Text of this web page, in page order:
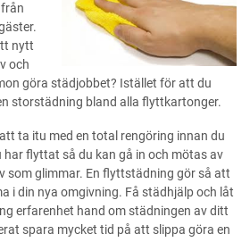
nytt
och
göra städjobbet? Istället för att du
storstädning bland alla flyttkartonger.
ta itu med en total rengöring innan du
har flyttat så du kan gå in och mötas av
som glimmar. En flyttstädning gör så att
i din nya omgivning. Få städhjälp och låt
erfarenhet hand om städningen av ditt
spara mycket tid på att slippa göra en